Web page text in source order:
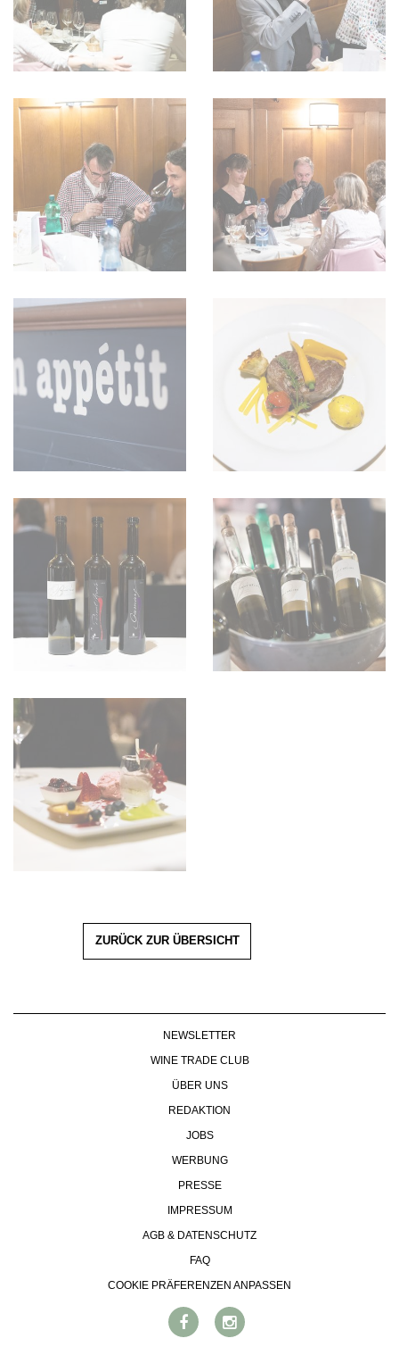
ZURÜCK ZUR ÜBERSICHT
NEWSLETTER
WINE TRADE CLUB
ÜBER UNS
REDAKTION
JOBS
WERBUNG
PRESSE
IMPRESSUM
AGB & DATENSCHUTZ
FAQ
COOKIE PRÄFERENZEN ANPASSEN